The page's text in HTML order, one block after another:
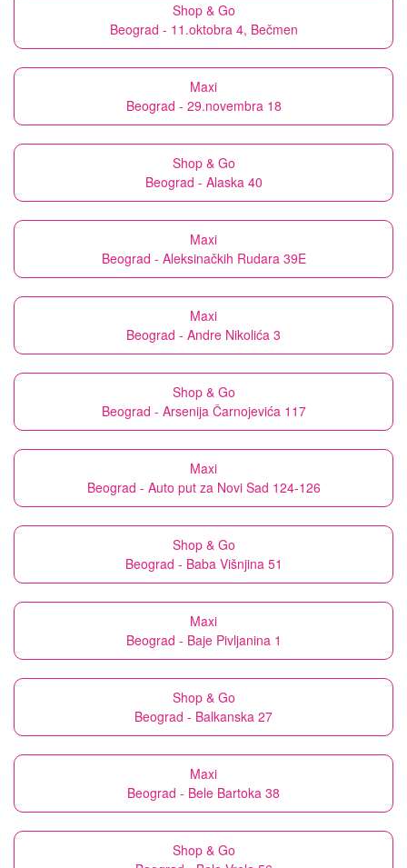
Shop & Go
Beograd - 11.oktobra 4, Bečmen
Maxi
Beograd - 29.novembra 18
Shop & Go
Beograd - Alaska 40
Maxi
Beograd - Aleksinačkih Rudara 39E
Maxi
Beograd - Andre Nikolića 3
Shop & Go
Beograd - Arsenija Čarnojevića 117
Maxi
Beograd - Auto put za Novi Sad 124-126
Shop & Go
Beograd - Baba Višnjina 51
Maxi
Beograd - Baje Pivljanina 1
Shop & Go
Beograd - Balkanska 27
Maxi
Beograd - Bele Bartoka 38
Shop & Go